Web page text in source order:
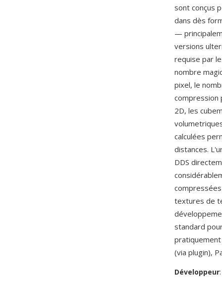
sont conçus
dans dès
—
versions
requise par
nombre
pixel, le
compression
2D, les
calculées
distances.
DDS
textures de
standard
(via plugin),
Développeur